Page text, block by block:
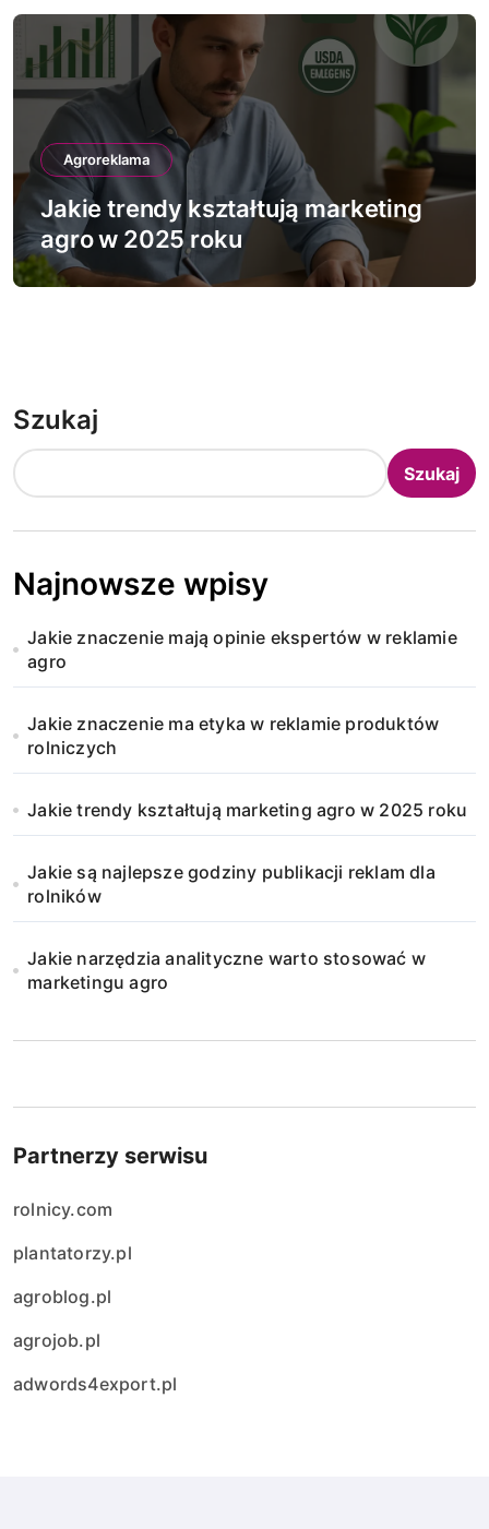
Agroreklama
Jakie trendy kształtują marketing
agro w 2025 roku
Szukaj
Szukaj
Najnowsze wpisy
Jakie znaczenie mają opinie ekspertów w reklamie
agro
Jakie znaczenie ma etyka w reklamie produktów
rolniczych
Jakie trendy kształtują marketing agro w 2025 roku
Jakie są najlepsze godziny publikacji reklam dla
rolników
Jakie narzędzia analityczne warto stosować w
marketingu agro
Partnerzy serwisu
rolnicy.com
plantatorzy.pl
agroblog.pl
agrojob.pl
adwords4export.pl